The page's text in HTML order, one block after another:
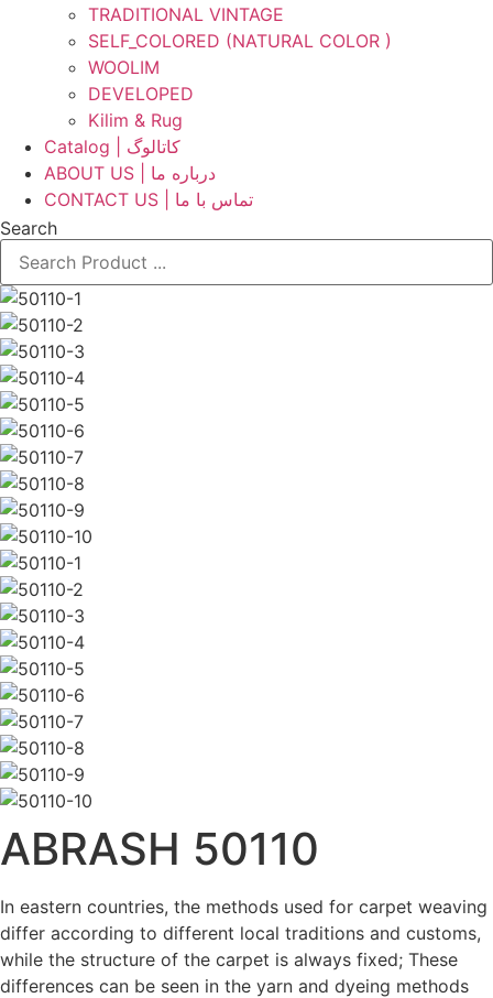
TRADITIONAL VINTAGE
SELF_COLORED (NATURAL COLOR )
WOOLIM
DEVELOPED
Kilim & Rug
Catalog | کاتالوگ
ABOUT US | درباره ما
CONTACT US | تماس با ما
Search
ABRASH 50110
In eastern countries, the methods used for carpet weaving
differ according to different local traditions and customs,
while the structure of the carpet is always fixed; These
differences can be seen in the yarn and dyeing methods